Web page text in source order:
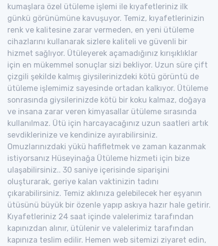
kumaşlara özel ütüleme işlemi ile kıyafetleriniz ilk
günkü görünümüne kavuşuyor. Temiz, kıyafetlerinizin
renk ve kalitesine zarar vermeden, en yeni ütüleme
cihazlarını kullanarak sizlere kaliteli ve güvenli bir
hizmet sağlıyor. Ütüleyerek açamadığınız kırışıklıklar
için en mükemmel sonuçlar sizi bekliyor. Uzun süre çift
çizgili şekilde kalmış giysilerinizdeki kötü görüntü de
ütüleme işlemimiz sayesinde ortadan kalkıyor. Ütüleme
sonrasında giysilerinizde kötü bir koku kalmaz, doğaya
ve insana zarar veren kimyasallar ütüleme sırasında
kullanılmaz. Ütü için harcayacağınız uzun saatleri artık
sevdiklerinize ve kendinize ayırabilirsiniz.
Omuzlarınızdaki yükü hafifletmek ve zaman kazanmak
istiyorsanız Hüseyinağa Ütüleme hizmeti için bize
ulaşabilirsiniz.. 30 saniye içerisinde siparişini
oluşturarak, geriye kalan vaktinizin tadını
çıkarabilirsiniz. Temiz aklınıza gelebilecek her eşyanın
ütüsünü büyük bir özenle yapıp askıya hazır hale getirir.
Kıyafetleriniz 24 saat içinde valelerimiz tarafından
kapınızdan alınır, ütülenir ve valelerimiz tarafından
kapınıza teslim edilir. Hemen web sitemizi ziyaret edin,